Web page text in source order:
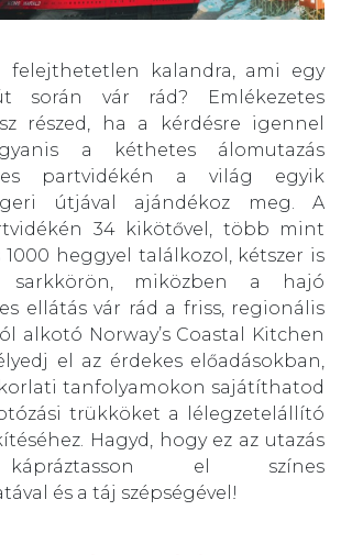
felejthetetlen kalandra, ami egy
során vár rád? Emlékezetes
részed, ha a kérdésre igennel
a kéthetes álomutazás
partvidékén a világ egyik
útjával ajándékoz meg. A
34 kikötővel, több mint
1000 heggyel találkozol, kétszer is
sarkkörön, miközben a hajó
ellátás vár rád a friss, regionális
alkotó Norway’s Coastal Kitchen
el az érdekes előadásokban,
tanfolyamokon sajátíthatod
trükköket a lélegzetelállító
Hagyd, hogy ez az utazás
kápráztasson el színes
és a táj szépségével!